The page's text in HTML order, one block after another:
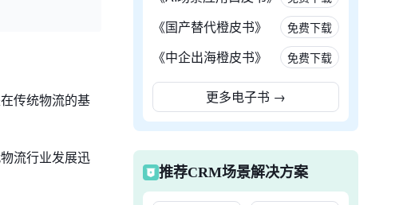
传统物流的基
流行业发展迅
《国产替代橙皮书》 免费下载
《中企出海橙皮书》 免费下载
更多电子书 →
推荐CRM场景解决方案